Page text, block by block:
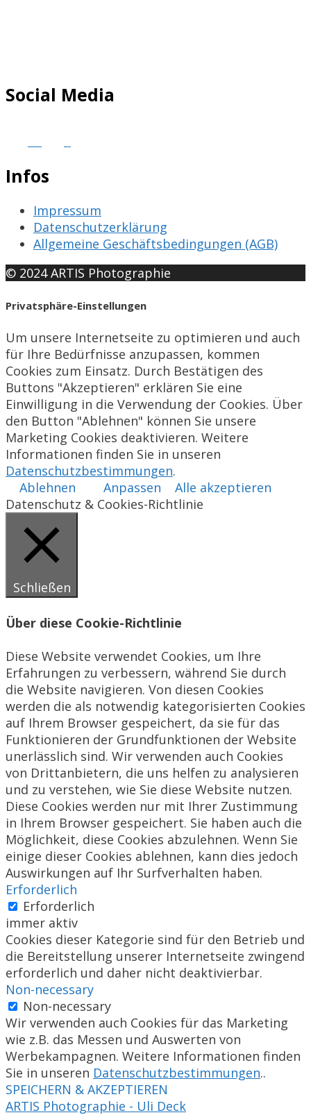
Social Media
Infos
Impressum
Datenschutzerklärung
Allgemeine Geschäftsbedingungen (AGB)
© 2024 ARTIS Photographie
Privatsphäre-Einstellungen
Um unsere Internetseite zu optimieren und auch
für Ihre Bedürfnisse anzupassen, kommen
Cookies zum Einsatz. Durch Bestätigen des
Buttons "Akzeptieren" erklären Sie eine
Einwilligung in die Verwendung der Cookies. Über
den Button "Ablehnen" können Sie unsere
Marketing Cookies deaktivieren. Weitere
Informationen finden Sie in unseren
Datenschutzbestimmungen.
Ablehnen
Anpassen
Alle akzeptieren
Datenschutz & Cookies-Richtlinie
Schließen
Über diese Cookie-Richtlinie
Diese Website verwendet Cookies, um Ihre
Erfahrungen zu verbessern, während Sie durch
die Website navigieren. Von diesen Cookies
werden die als notwendig kategorisierten Cookies
auf Ihrem Browser gespeichert, da sie für das
Funktionieren der Grundfunktionen der Website
unerlässlich sind. Wir verwenden auch Cookies
von Drittanbietern, die uns helfen zu analysieren
und zu verstehen, wie Sie diese Website nutzen.
Diese Cookies werden nur mit Ihrer Zustimmung
in Ihrem Browser gespeichert. Sie haben auch die
Möglichkeit, diese Cookies abzulehnen. Wenn Sie
einige dieser Cookies ablehnen, kann dies jedoch
Auswirkungen auf Ihr Surfverhalten haben.
Erforderlich
Erforderlich
immer aktiv
Cookies dieser Kategorie sind für den Betrieb und
die Bereitstellung unserer Internetseite zwingend
erforderlich und daher nicht deaktivierbar.
Non-necessary
Non-necessary
Wir verwenden auch Cookies für das Marketing
wie z.B. das Messen und Auswerten von
Werbekampagnen. Weitere Informationen finden
Sie in unseren Datenschutzbestimmungen..
SPEICHERN & AKZEPTIEREN
ARTIS Photographie - Uli Deck